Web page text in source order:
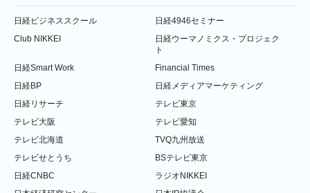
日経ビジネススクール
日経4946セミナー
Club NIKKEI
日経ウーマノミクス・プロジェク
ト
日経Smart Work
Financial Times
日経BP
日経メディアマーケティング
日経リサーチ
テレビ東京
テレビ大阪
テレビ愛知
テレビ北海道
TVQ九州放送
テレビせとうち
BSテレビ東京
日経CNBC
ラジオNIKKEI